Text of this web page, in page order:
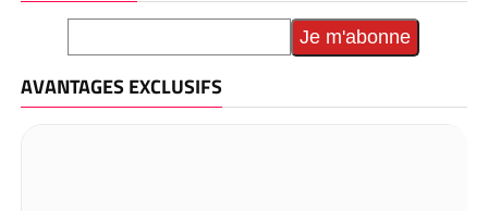
AVANTAGES EXCLUSIFS